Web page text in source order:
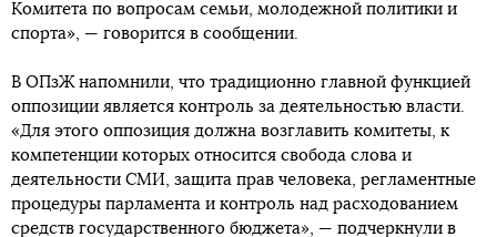
Комитета по вопросам семьи, молодежной политики и
спорта», — говорится в сообщении.
В ОПзЖ напомнили, что традиционно главной функцией
оппозиции является контроль за деятельностью власти.
«Для этого оппозиция должна возглавить комитеты, к
компетенции которых относится свобода слова и
деятельности СМИ, защита прав человека, регламентные
процедуры парламента и контроль над расходованием
средств государственного бюджета», — подчеркнули в